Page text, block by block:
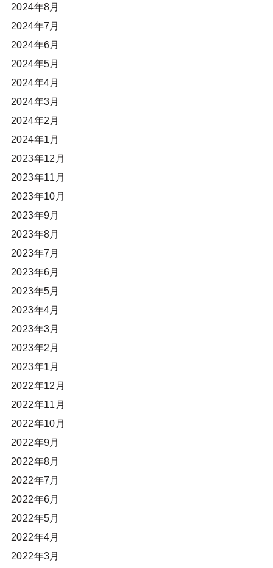
2024年8月
2024年7月
2024年6月
2024年5月
2024年4月
2024年3月
2024年2月
2024年1月
2023年12月
2023年11月
2023年10月
2023年9月
2023年8月
2023年7月
2023年6月
2023年5月
2023年4月
2023年3月
2023年2月
2023年1月
2022年12月
2022年11月
2022年10月
2022年9月
2022年8月
2022年7月
2022年6月
2022年5月
2022年4月
2022年3月